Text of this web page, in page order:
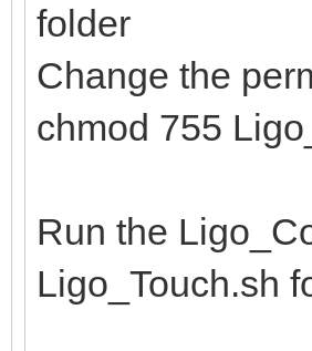
folder
Change the
chmod 755
Run the
Ligo_Touch.sh